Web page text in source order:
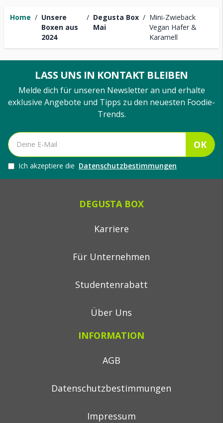
Home / Unsere
Boxen aus
2024
/ Degusta Box
Mai
/ Mini-Zwieback
Vegan Hafer &
Karamell
LASS UNS IN KONTAKT BLEIBEN
Melde dich für unseren Newsletter an und erhalte
exklusive Angebote und Tipps zu den neuesten Foodie-
Trends.
OK
Ich akzeptiere die Datenschutzbestimmungen
DEGUSTA BOX
Karriere
Für Unternehmen
Studentenrabatt
Über Uns
INFORMATION
AGB
Datenschutzbestimmungen
Impressum